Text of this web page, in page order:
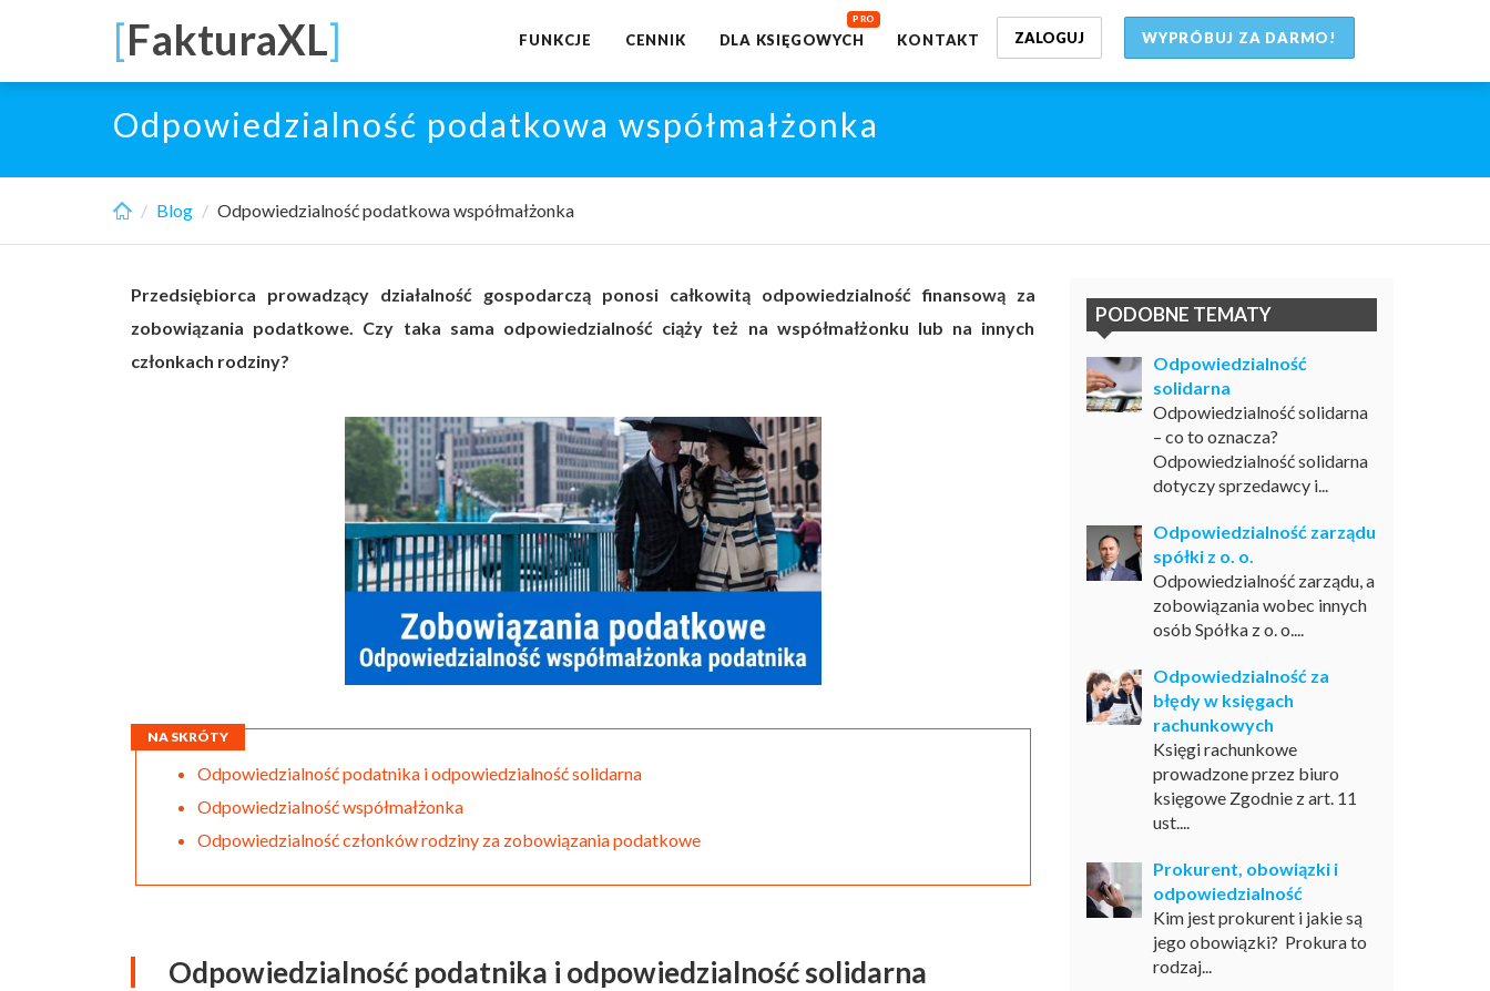
main
[FakturaXL] WYPRÓBUJ ZA DARMO!
ZALOGUJ
FUNKCJE CENNIK DLA KSIĘGOWYCH KONTAKT
Odpowiedzialność podatkowa współmałżonka
Blog Odpowiedzialność podatkowa współmałżonka
Przedsiębiorca prowadzący działalność gospodarczą ponosi całkowitą odpowiedzialność finansową za
zobowiązania podatkowe. Czy taka sama odpowiedzialność ciąży też na współmałżonku lub na innych
członkach rodziny?
NA SKRÓTY
Odpowiedzialność podatnika i odpowiedzialność solidarna
Odpowiedzialność współmałżonka
Odpowiedzialność członków rodziny za zobowiązania podatkowe
Odpowiedzialność podatnika i odpowiedzialność solidarna
PODOBNE TEMATY
Odpowiedzialność
solidarna
Odpowiedzialność solidarna
– co to oznacza?
Odpowiedzialność solidarna
dotyczy sprzedawcy i...
Odpowiedzialność zarządu
spółki z o. o.
Odpowiedzialność zarządu, a
zobowiązania wobec innych
osób Spółka z o. o....
Odpowiedzialność za
błędy w księgach
rachunkowych
Księgi rachunkowe
prowadzone przez biuro
księgowe Zgodnie z art. 11
ust....
Prokurent, obowiązki i
odpowiedzialność
Kim jest prokurent i jakie są
jego obowiązki? Prokura to
rodzaj...